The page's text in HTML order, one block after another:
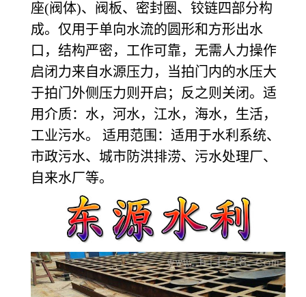
座(阀体)、阀板、密封圈、铰链四部分构
成。仅用于单向水流的圆形和方形出水
口，结构严密，工作可靠，无需人力操作
启闭力来自水源压力，当拍门内的水压大
于拍门外侧压力则开启；反之则关闭。适
用介质：水，河水，江水，海水，生活，
工业污水。 适用范围：适用于水利系统、
市政污水、城市防洪排涝、污水处理厂、
自来水厂等。